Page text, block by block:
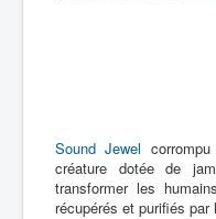
Lieux
Épisodes
Sound Jewel
créature dotée de
transformer les
récupérés et purifiés par